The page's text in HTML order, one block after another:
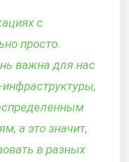
с
просто.
важна для нас
а это значит,
в разных